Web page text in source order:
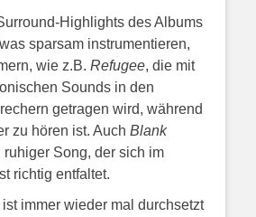
Highlights des Albums
sparsam instrumentieren,
wie z.B. Refugee, die mit
Sounds in den
getragen wird, während
zu hören ist. Auch Blank
ruhiger Song, der sich im
richtig entfaltet.
immer wieder mal durchsetzt